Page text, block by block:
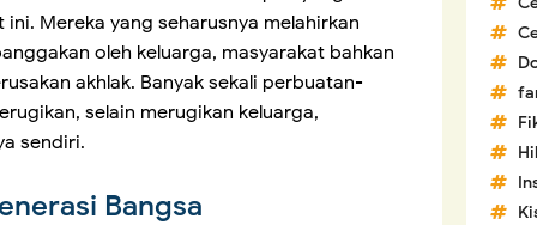
Mereka yang seharusnya melahirkan
oleh keluarga, masyarakat bahkan
akhlak. Banyak sekali perbuatan-
selain merugikan keluarga,
sendiri.
Bangsa